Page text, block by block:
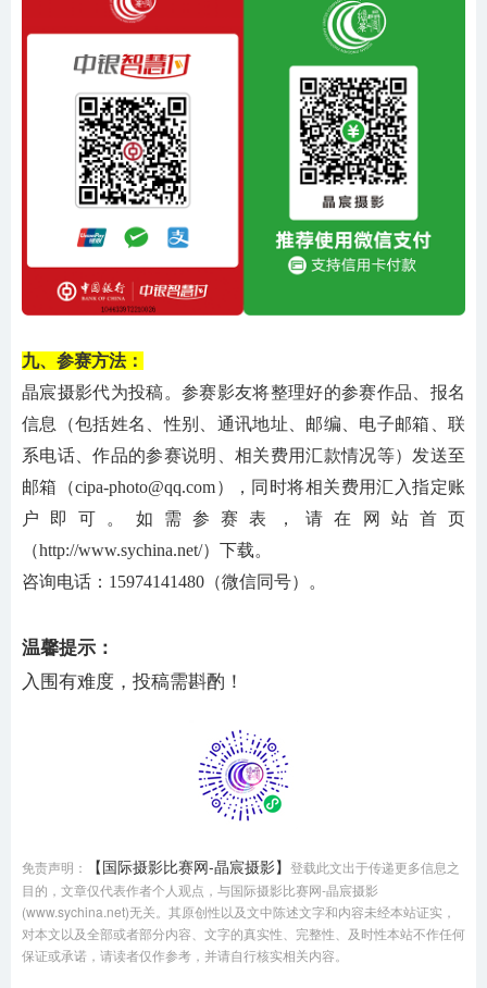
九、参赛方法：
晶宸摄影代为投稿。参赛影友将整理好的参赛作品、报名
信息（包括姓名、性别、通讯地址、邮编、电子邮箱、联
系电话、作品的参赛说明、相关费用汇款情况等）发送至
邮箱（cipa-photo@qq.com），同时将相关费用汇入指定账
户即可。如需参赛表，请在网站首页
（http://www.sychina.net/）下载。
咨询电话： 15974141480（微信同号）。
温馨提示：
入围有难度，投稿需斟酌！
免责声明： 【国际摄影比赛网-晶宸摄影】 登载此文出于传递更多信息之
目的，文章仅代表作者个人观点，与国际摄影比赛网-晶宸摄影
(www.sychina.net)无关。其原创性以及文中陈述文字和内容未经本站证实，
对本文以及全部或者部分内容、文字的真实性、完整性、及时性本站不作任何
保证或承诺，请读者仅作参考，并请自行核实相关内容。